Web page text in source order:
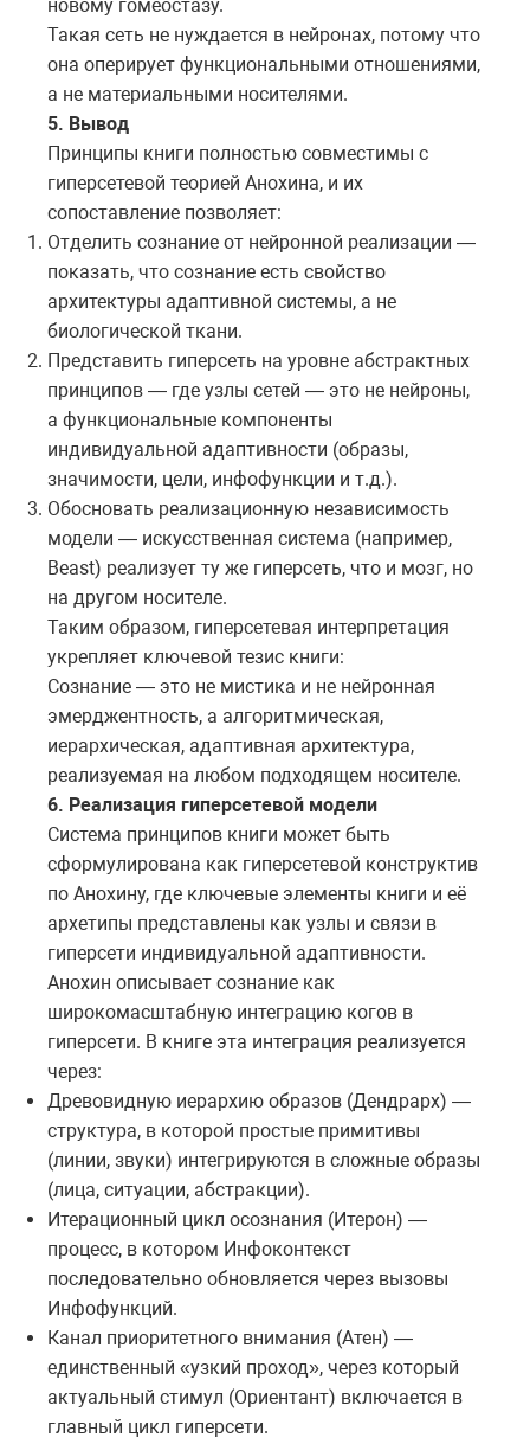
новому гомеостазу.
Такая сеть не нуждается в нейронах, потому что
она оперирует функциональными отношениями,
а не материальными носителями.
5. Вывод
Принципы книги полностью совместимы с
гиперсетевой теорией Анохина, и их
сопоставление позволяет:
Отделить сознание от нейронной реализации —
показать, что сознание есть свойство
архитектуры адаптивной системы, а не
биологической ткани.
Представить гиперсеть на уровне абстрактных
принципов — где узлы сетей — это не нейроны,
а функциональные компоненты
индивидуальной адаптивности (образы,
значимости, цели, инфофункции и т.д.).
Обосновать реализационную независимость
модели — искусственная система (например,
Beast) реализует ту же гиперсеть, что и мозг, но
на другом носителе.
Таким образом, гиперсетевая интерпретация
укрепляет ключевой тезис книги:
Сознание — это не мистика и не нейронная
эмерджентность, а алгоритмическая,
иерархическая, адаптивная архитектура,
реализуемая на любом подходящем носителе.
6. Реализация гиперсетевой модели
Система принципов книги может быть
сформулирована как гиперсетевой конструктив
по Анохину, где ключевые элементы книги и её
архетипы представлены как узлы и связи в
гиперсети индивидуальной адаптивности.
Анохин описывает сознание как
широкомасштабную интеграцию когов в
гиперсети. В книге эта интеграция реализуется
через:
Древовидную иерархию образов (Дендрарх) —
структура, в которой простые примитивы
(линии, звуки) интегрируются в сложные образы
(лица, ситуации, абстракции).
Итерационный цикл осознания (Итерон) —
процесс, в котором Инфоконтекст
последовательно обновляется через вызовы
Инфофункций.
Канал приоритетного внимания (Атен) —
единственный «узкий проход», через который
актуальный стимул (Ориентант) включается в
главный цикл гиперсети.